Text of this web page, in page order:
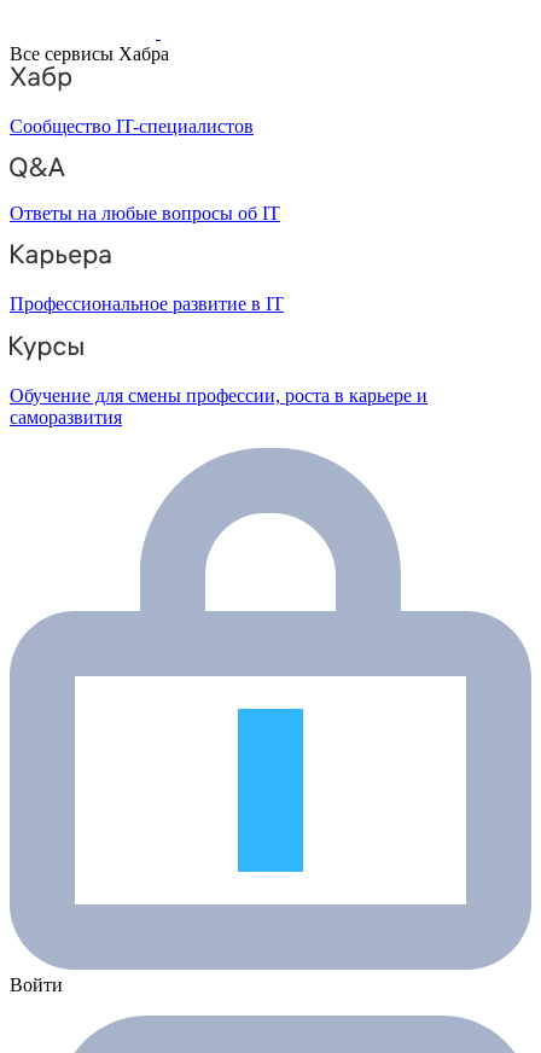
Все сервисы Хабра
Сообщество IT-специалистов
Ответы на любые вопросы об IT
Профессиональное развитие в IT
Обучение для смены профессии, роста в карьере и
саморазвития
Войти